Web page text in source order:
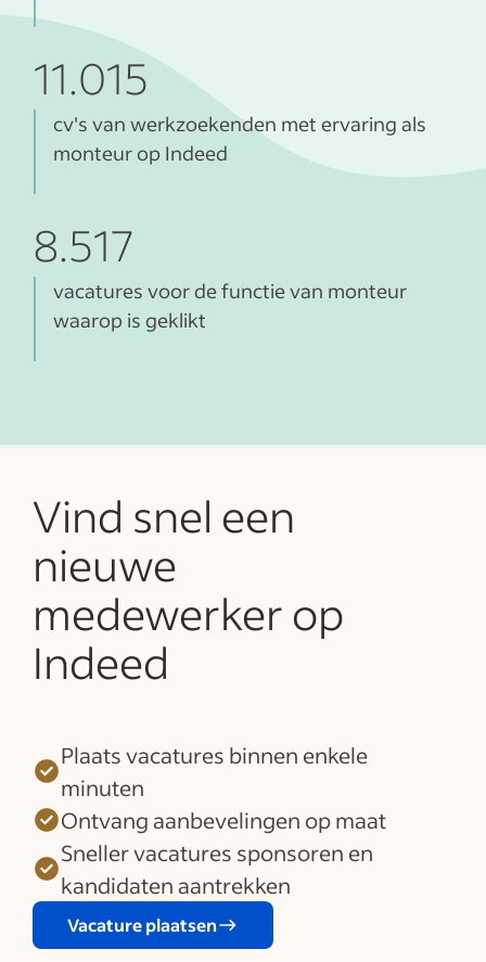
11.015
cv's van werkzoekenden met ervaring als
monteur op Indeed
8.517
vacatures voor de functie van monteur
waarop is geklikt
Vind snel een
nieuwe
medewerker op
Indeed
Plaats vacatures binnen enkele
minuten
Ontvang aanbevelingen op maat
Sneller vacatures sponsoren en
kandidaten aantrekken
Vacature plaatsen